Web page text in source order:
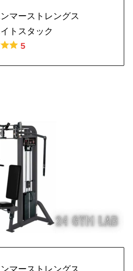
マーストレングス
トスタック
5